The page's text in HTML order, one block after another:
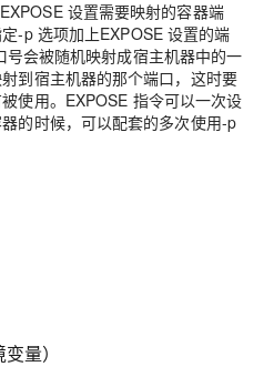
EXPOSE 设置需要映射的容器端
-p 选项加上EXPOSE 设置的端
号会被随机映射成宿主机器中的一
到宿主机器的那个端口，这时要
使用。 EXPOSE 指令可以一次设
的时候，可以配套的多次使用-p
量）